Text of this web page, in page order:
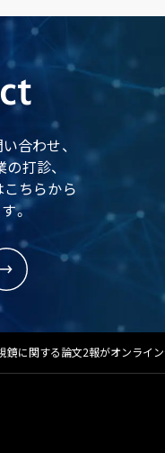
合わせ、
打診、
こちらから
。
鏡に関する論文2報がオンライ